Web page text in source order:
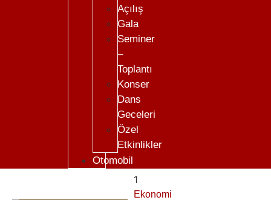
Açılış
Gala
Seminer
–
Toplantı
Konser
Dans
Geceleri
Özel
Etkinlikler
Otomobil
1
Ekonomi